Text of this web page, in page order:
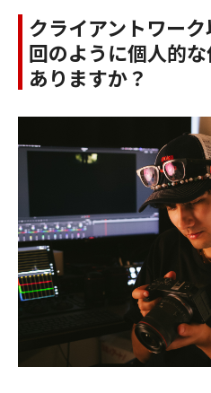
クライアントワー
回のように個人的
ありますか？